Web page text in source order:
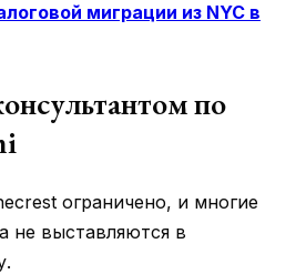
миграции из NYC в
по
ограничено, и многие
не выставляются в